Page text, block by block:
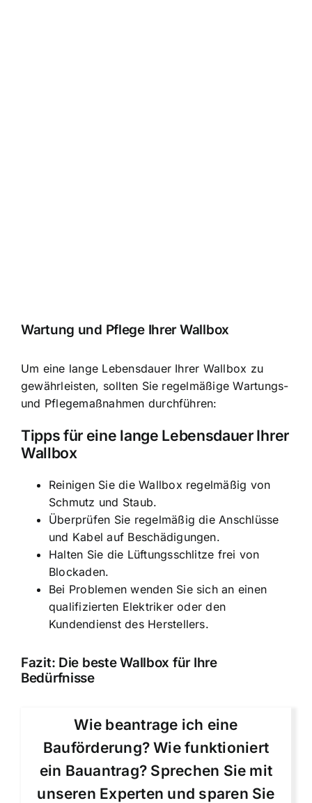
Wartung und Pflege Ihrer Wallbox
Um eine lange Lebensdauer Ihrer Wallbox zu
gewährleisten, sollten Sie regelmäßige Wartungs-
und Pflegemaßnahmen durchführen:
Tipps für eine lange Lebensdauer Ihrer
Wallbox
Reinigen Sie die Wallbox regelmäßig von
Schmutz und Staub.
Überprüfen Sie regelmäßig die Anschlüsse
und Kabel auf Beschädigungen.
Halten Sie die Lüftungsschlitze frei von
Blockaden.
Bei Problemen wenden Sie sich an einen
qualifizierten Elektriker oder den
Kundendienst des Herstellers.
Fazit: Die beste Wallbox für Ihre
Bedürfnisse
Wie beantrage ich eine
Bauförderung? Wie funktioniert
ein Bauantrag? Sprechen Sie mit
unseren Experten und sparen Sie